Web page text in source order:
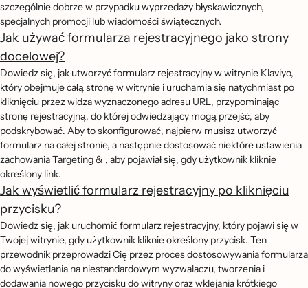
szczególnie dobrze w przypadku wyprzedaży błyskawicznych,
specjalnych promocji lub wiadomości świątecznych.
Jak używać formularza rejestracyjnego jako strony
docelowej?
Dowiedz się, jak utworzyć formularz rejestracyjny w witrynie Klaviyo,
który obejmuje całą stronę w witrynie i uruchamia się natychmiast po
kliknięciu przez widza wyznaczonego adresu URL, przypominając
stronę rejestracyjną, do której odwiedzający mogą przejść, aby
podskrybować. Aby to skonfigurować, najpierw musisz utworzyć
formularz na całej stronie, a następnie dostosować niektóre ustawienia
zachowania Targeting & , aby pojawiał się, gdy użytkownik kliknie
określony link.
Jak wyświetlić formularz rejestracyjny po kliknięciu
przycisku?
Dowiedz się, jak uruchomić formularz rejestracyjny, który pojawi się w
Twojej witrynie, gdy użytkownik kliknie określony przycisk. Ten
przewodnik przeprowadzi Cię przez proces dostosowywania formularza
do wyświetlania na niestandardowym wyzwalaczu, tworzenia i
dodawania nowego przycisku do witryny oraz wklejania krótkiego